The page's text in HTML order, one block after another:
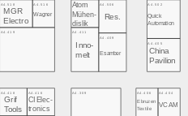
A4.309
A4.406
Ebruzen
Textile
A4.404
VCAM
A4.418
Grif
Tools
A4.416
CI Elec-
tronics
A4.419 A4.411
Inno-
melt
A4.409
Esamber
A4.405
China
Pavilion
A4.502
Quick
Automation
A4.506
Res.
A4.518
MGR
Electro
A4.516
Wagner
Atom
Mühen-
dislik